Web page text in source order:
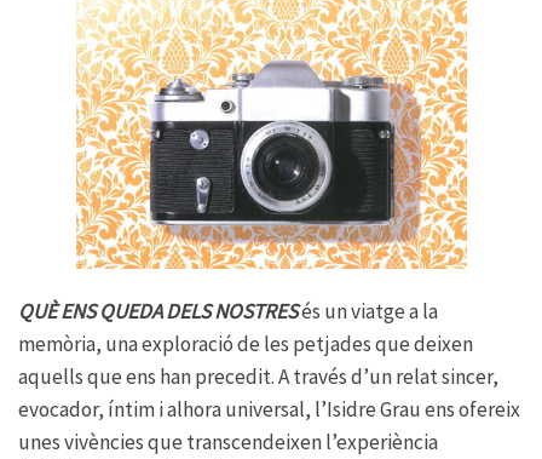
QUÈ ENS QUEDA DELS NOSTRESés un viatge a la
memòria, una exploració de les petjades que deixen
aquells que ens han precedit. A través d’un relat sincer,
evocador, íntim i alhora universal, l’Isidre Grau ens ofereix
unes vivències que transcendeixen l’experiència